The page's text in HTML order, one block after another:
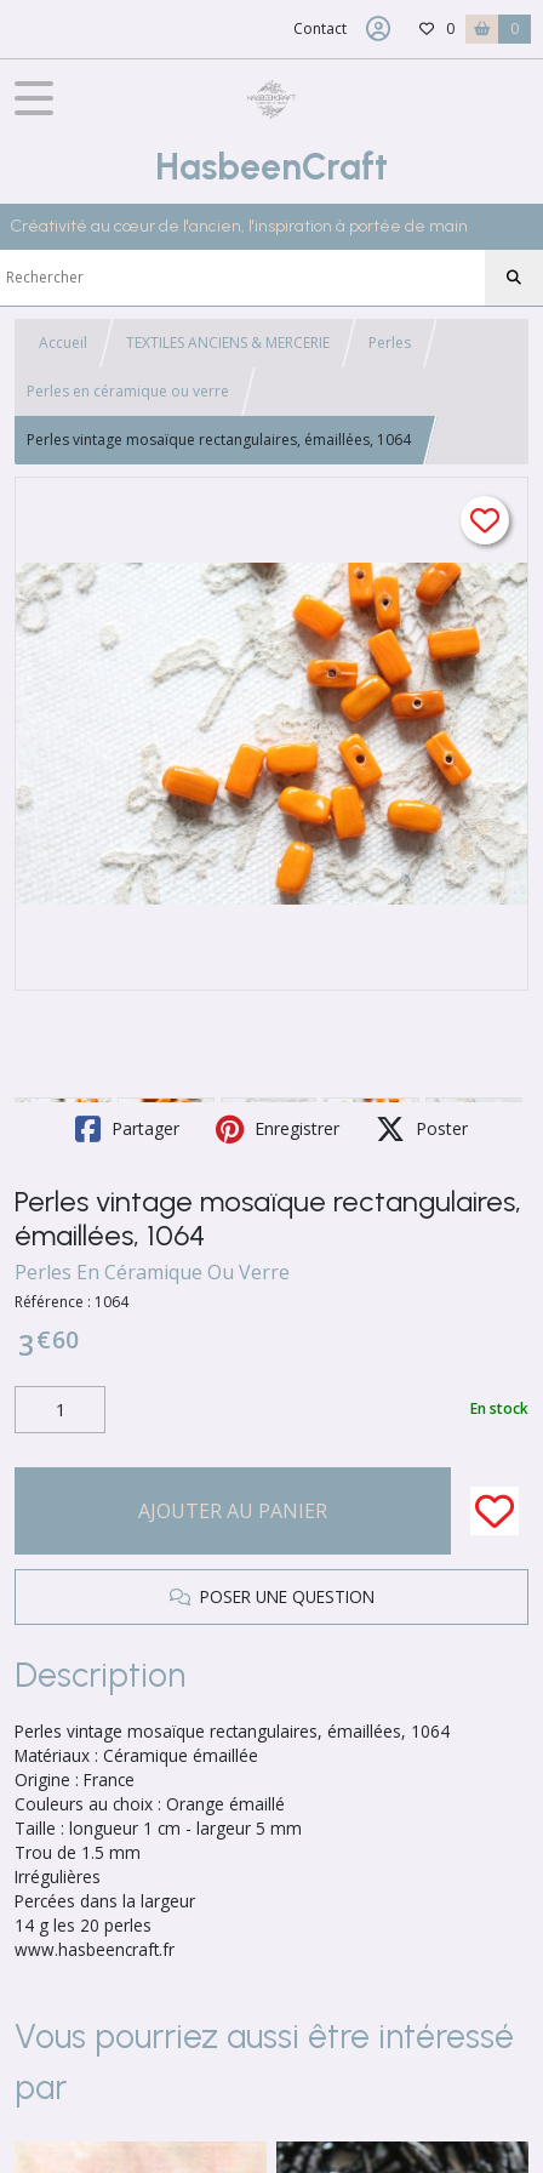
Contact 0 0
HasbeenCraft
Créativité au cœur de l'ancien, l'inspiration à portée de main
Accueil TEXTILES ANCIENS & MERCERIE Perles
Perles en céramique ou verre
Perles vintage mosaïque rectangulaires, émaillées, 1064
Partager Enregistrer Poster
Perles vintage mosaïque rectangulaires,
émaillées, 1064
Perles En Céramique Ou Verre
Référence : 1064
3€60
En stock
AJOUTER AU PANIER
POSER UNE QUESTION
Description
Perles vintage mosaïque rectangulaires, émaillées, 1064
Matériaux : Céramique émaillée
Origine : France
Couleurs au choix : Orange émaillé
Taille : longueur 1 cm - largeur 5 mm
Trou de 1.5 mm
Irrégulières
Percées dans la largeur
14 g les 20 perles
www.hasbeencraft.fr
Vous pourriez aussi être intéressé
par